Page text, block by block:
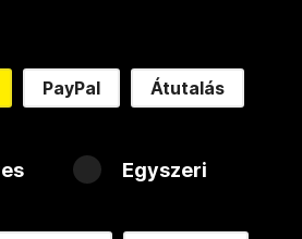
PayPal Átutalás
Egyszeri